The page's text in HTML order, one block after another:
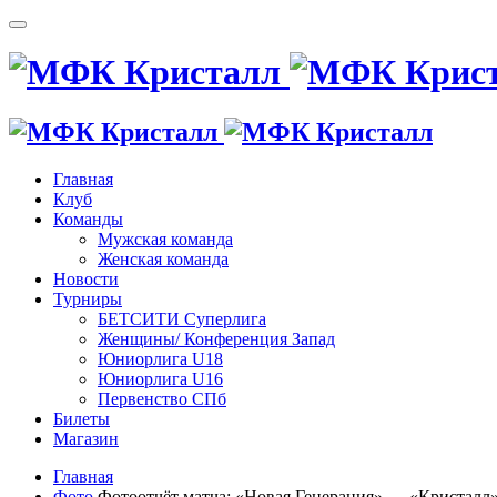
Главная
Клуб
Команды
Мужская команда
Женская команда
Новости
Турниры
БЕТСИТИ Суперлига
Женщины/ Конференция Запад
Юниорлига U18
Юниорлига U16
Первенство СПб
Билеты
Магазин
Главная